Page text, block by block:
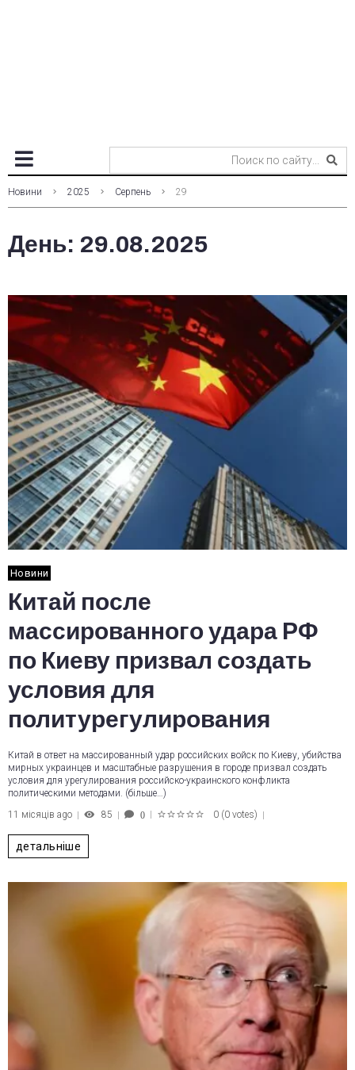
Новини 2025 Серпень 29
День: 29.08.2025
Новини
Китай после
массированного удара РФ
по Киеву призвал создать
условия для
политурегулирования
Китай в ответ на массированный удар российских войск по Киеву, убийства
мирных украинцев и масштабные разрушения в городе призвал создать
условия для урегулирования российско-украинского конфликта
политическими методами. (більше…)
11 місяців ago
85 0 0 (0 votes)
детальніше